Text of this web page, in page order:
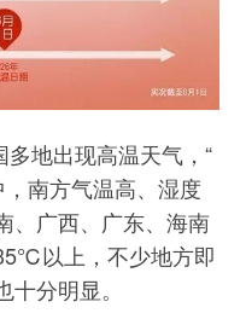
地出现高温天气，“
南方气温高、湿度
、广西、广东、海南
以上，不少地方即
分明显。